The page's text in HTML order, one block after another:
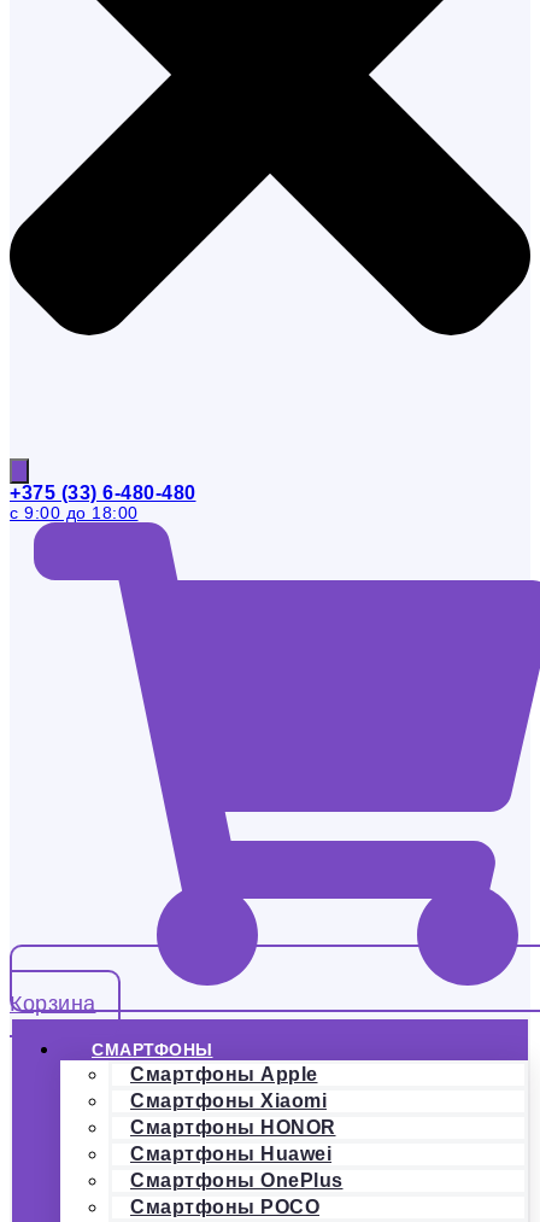
+375 (33) 6-480-480
с 9:00 до 18:00
Корзина
СМАРТФОНЫ
Смартфоны Apple
Смартфоны Xiaomi
Смартфоны HONOR
Смартфоны Huawei
Смартфоны OnePlus
Смартфоны POCO